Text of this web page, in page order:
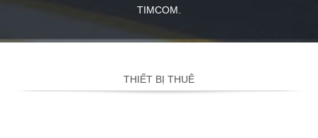
TIMCOM.
THIẾT BỊ THUÊ